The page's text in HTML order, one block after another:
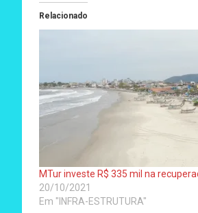
Relacionado
MTur investe R$ 335 mil na
20/10/2021
Em "INFRA-ESTRUTURA"